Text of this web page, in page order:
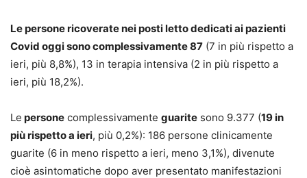
Le persone ricoverate nei posti letto dedicati ai pazienti
Covid oggi sono complessivamente 87 (7 in più rispetto a
ieri, più 8,8%), 13 in terapia intensiva (2 in più rispetto a
ieri, più 18,2%).
Le persone complessivamente guarite sono 9.377 (19 in
più rispetto a ieri, più 0,2%): 186 persone clinicamente
guarite (6 in meno rispetto a ieri, meno 3,1%), divenute
cioè asintomatiche dopo aver presentato manifestazioni